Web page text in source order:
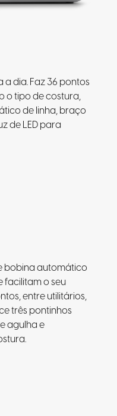
a dia. Faz 36 pontos
o tipo de costura,
de linha, braço
de LED para
bobina automático
facilitam o seu
entre utilitários,
três pontinhos
agulha e